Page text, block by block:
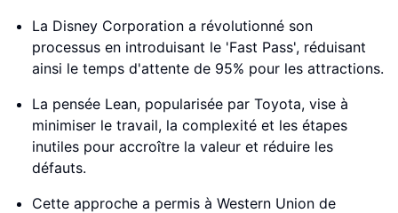
La Disney Corporation a révolutionné son
processus en introduisant le 'Fast Pass', réduisant
ainsi le temps d'attente de 95% pour les attractions.
La pensée Lean, popularisée par Toyota, vise à
minimiser le travail, la complexité et les étapes
inutiles pour accroître la valeur et réduire les
défauts.
Cette approche a permis à Western Union de